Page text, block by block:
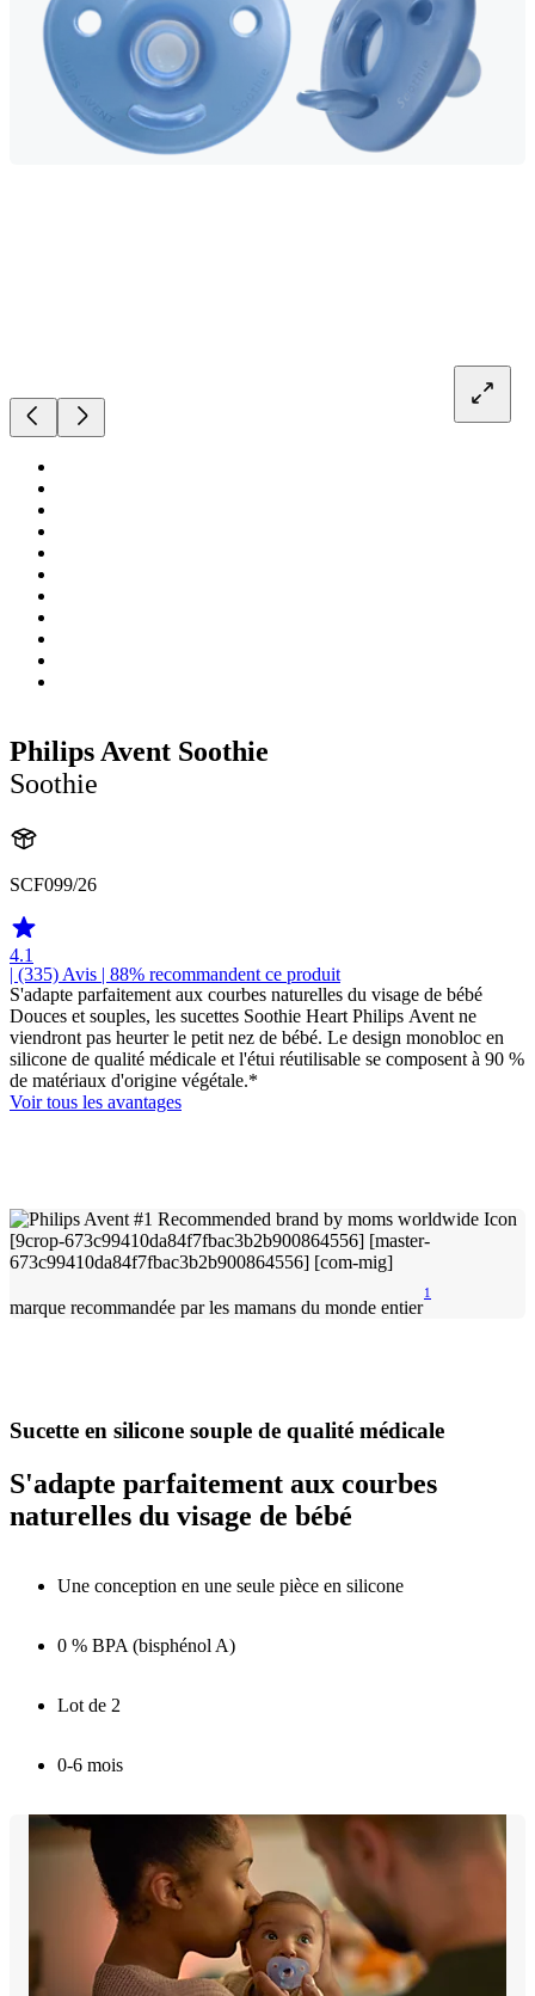
Philips Avent Soothie
Soothie
SCF099/26
4.1
| (335) Avis | 88% recommandent ce produit
S'adapte parfaitement aux courbes naturelles du visage de bébé
Douces et souples, les sucettes Soothie Heart Philips Avent ne
viendront pas heurter le petit nez de bébé. Le design monobloc en
silicone de qualité médicale et l'étui réutilisable se composent à 90 %
de matériaux d'origine végétale.*
Voir tous les avantages
marque recommandée par les mamans du monde entier
1
Sucette en silicone souple de qualité médicale
S'adapte parfaitement aux courbes
naturelles du visage de bébé
Une conception en une seule pièce en silicone
0 % BPA (bisphénol A)
Lot de 2
0-6 mois